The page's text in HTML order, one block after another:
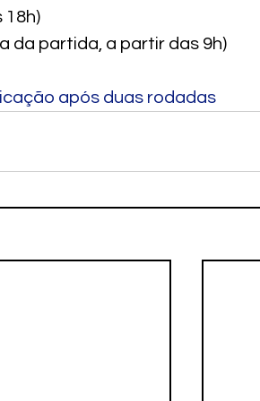
18h)
da partida, a partir das 9h)
após duas rodadas